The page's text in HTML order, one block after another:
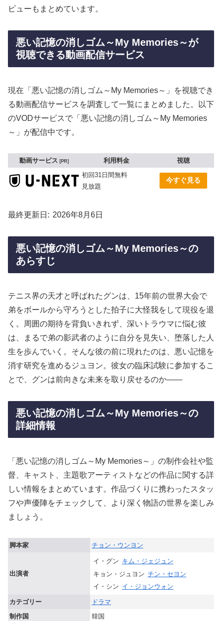
ビューもまとめています。
悪い記憶の消しゴム～My Memories～が
視聴できる動画配信サービス
現在「悪い記憶の消しゴム～My Memories～」を視聴でき
る動画配信サービスを調査して一覧にまとめました。以下
のVODサービスで「悪い記憶の消しゴム～My Memories
～」が配信中です。
動画サービス PR 利用料金
視聴
初回31日間無料
見放題
今すぐ見る
最終更新日 2026年8月6日
悪い記憶の消しゴム～My Memories～の
あらすじ
テニス界の天才と呼ばれたグンは、15年前の世界大会で
弟をボールから守ろうとした拍子に大怪我をして現役を退
く。周囲の期待を背負いきれず、深いトラウマに悩む彼
は、まるで弟の影武者のように自分を見失い、堕落した人
生を歩んでいく。そんな彼の前に現れたのは、悪い記憶を
消す研究を進めるジュヨン。彼女の臨床試験に参加するこ
とで、グンは前向きな未来を取り戻せるのか――
悪い記憶の消しゴム～My Memories～の
詳細情報
「悪い記憶の消しゴム～My Memories～」の制作会社や監
督、キャスト、主題歌アーティストなどの作品に関する詳
しい情報をまとめています。作品づくりに携わったスタッ
フや声優陣をチェックして、より深く物語の世界を楽しみ
ましょう。
脚本家 チョン・ウンヨン
出演者
イ・グン キム・ジェジュン
キョン・ジュヨン チン・セヨン
イ・シン イ・ジョンウォン
カテゴリー
ドラマ
制作国
韓国